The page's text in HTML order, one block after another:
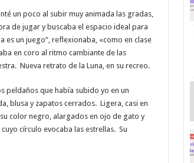
un poco al subir muy animada las gradas,
de jugar y buscaba el espacio ideal para
un juego”, reflexionaba, «como en clase
en coro al ritmo cambiante de las
Nueva retrato de la Luna, en su recreo.
peldaños que había subido yo en un
blusa y zapatos cerrados. Ligera, casi en
color negro, alargados en ojo de gato y
círculo evocaba las estrellas. Su